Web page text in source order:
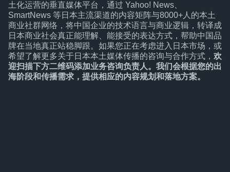
土化运营的垂直媒体平台，通过 Yahoo! News、
SmartNews 等日本主流渠道的内容矩阵与8000+人的本土
商业社群网络，将中国企业的技术语言与商业逻辑，转译成
日本商业社会真正能理解、能接受的表达方式，帮助中国品
牌在当地真正站稳脚跟。如果您正在考虑进入日本市场，或
希望了解更多关于日本本土媒体传播的咨询与合作方式， 欢
迎扫描下方二维码添加业务咨询负责人。我们会根据您的出
海阶段和传播需求，提供相应的内容规划和落地方案。